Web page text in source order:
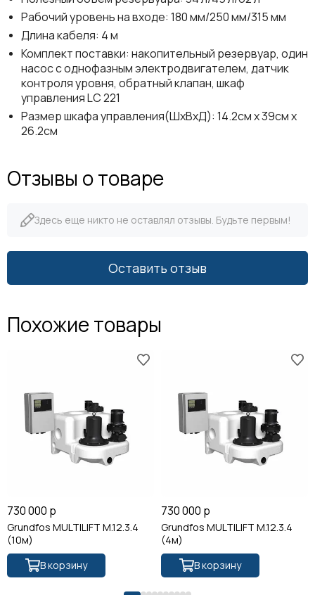
Рабочий уровень на входе: 180 мм/250 мм/315 мм
Длина кабеля: 4 м
Комплект поставки: накопительный резервуар, один
насос с однофазным электродвигателем, датчик
контроля уровня, обратный клапан, шкаф
управления LC 221
Размер шкафа управления(ШхВхД): 14.2см х 39см х
26.2см
Отзывы о товаре
Здесь еще никто не оставлял отзывы. Будьте первым!
Оставить отзыв
Похожие товары
730 000 р
Grundfos MULTILIFT M.12.3.4
(10м)
В корзину
730 000 р
Grundfos MULTILIFT M.12.3.4
(4м)
В корзину